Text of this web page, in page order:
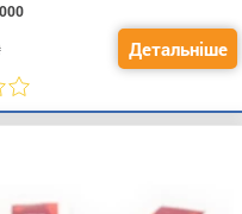
Детальніше